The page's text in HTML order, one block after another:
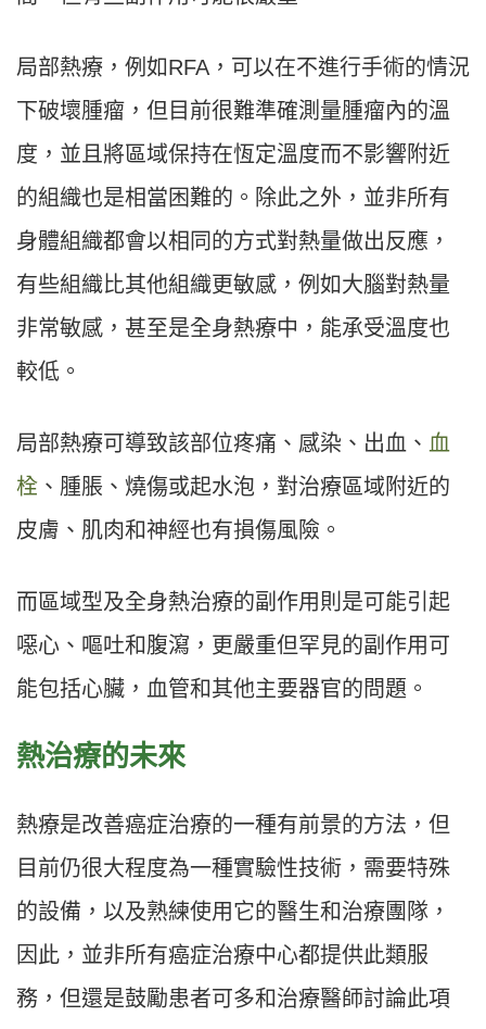
局部熱療，例如RFA，可以在不進行手術的情況
下破壞腫瘤，但目前很難準確測量腫瘤內的溫
度，並且將區域保持在恆定溫度而不影響附近
的組織也是相當困難的。除此之外，並非所有
身體組織都會以相同的方式對熱量做出反應，
有些組織比其他組織更敏感，例如大腦對熱量
非常敏感，甚至是全身熱療中，能承受溫度也
較低。
局部熱療可導致該部位疼痛、感染、出血、 血
栓 、腫脹、燒傷或起水泡，對治療區域附近的
皮膚、肌肉和神經也有損傷風險。
而區域型及全身熱治療的副作用則是可能引起
噁心、嘔吐和腹瀉，更嚴重但罕見的副作用可
能包括心臟，血管和其他主要器官的問題。
熱治療的未來
熱療是改善癌症治療的一種有前景的方法，但
目前仍很大程度為一種實驗性技術，需要特殊
的設備，以及熟練使用它的醫生和治療團隊，
因此，並非所有癌症治療中心都提供此類服
務，但還是鼓勵患者可多和治療醫師討論此項